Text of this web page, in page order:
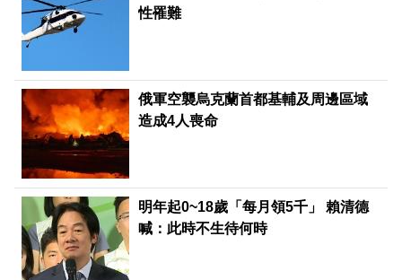
性罹難
俄軍空襲烏克蘭首都基輔及周邊區域
造成4人喪命
明年起0~18歲「每月領5千」 賴清德
喊：此時不生待何時